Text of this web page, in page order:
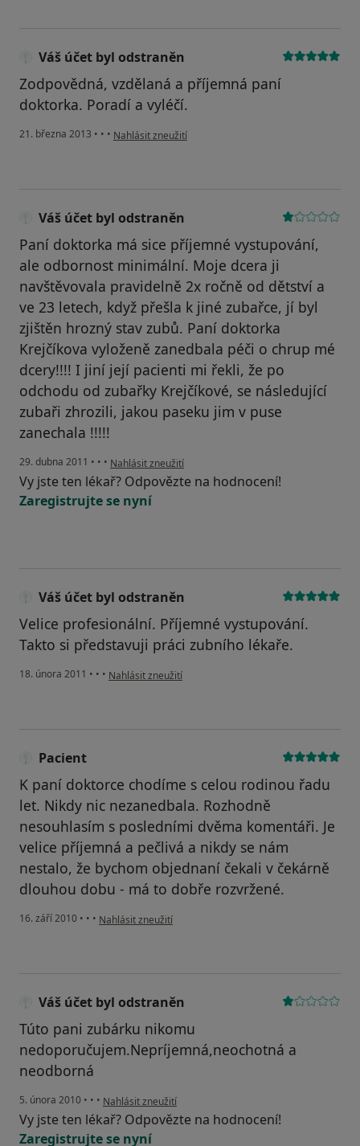
Váš účet byl odstraněn
Zodpovědná, vzdělaná a příjemná paní
doktorka. Poradí a vyléčí.
21. března 2013 • • • podle názoru uživatele Váš účet byl odstraněn
Nahlásit zneužití
Váš účet byl odstraněn
Paní doktorka má sice příjemné vystupování,
ale odbornost minimální. Moje dcera ji
navštěvovala pravidelně 2x ročně od dětství a
ve 23 letech, když přešla k jiné zubařce, jí byl
zjištěn hrozný stav zubů. Paní doktorka
Krejčíkova vyloženě zanedbala péči o chrup mé
dcery!!!! I jiní její pacienti mi řekli, že po
odchodu od zubařky Krejčíkové, se následující
zubaři zhrozili, jakou paseku jim v puse
zanechala !!!!!
29. dubna 2011 • • • podle názoru uživatele Váš účet byl odstraněn
Nahlásit zneužití
Vy jste ten lékař? Odpovězte na hodnocení!
Zaregistrujte se nyní
Váš účet byl odstraněn
Velice profesionální. Příjemné vystupování.
Takto si představuji práci zubního lékaře.
18. února 2011 • • • podle názoru uživatele Váš účet byl odstraněn
Nahlásit zneužití
Pacient
K paní doktorce chodíme s celou rodinou řadu
let. Nikdy nic nezanedbala. Rozhodně
nesouhlasím s posledními dvěma komentáři. Je
velice příjemná a pečlivá a nikdy se nám
nestalo, že bychom objednaní čekali v čekárně
dlouhou dobu - má to dobře rozvržené.
16. září 2010 • • • podle názoru uživatele Pacient
Nahlásit zneužití
Váš účet byl odstraněn
Túto pani zubárku nikomu
nedoporučujem.Nepríjemná,neochotná a
neodborná
5. února 2010 • • • podle názoru uživatele Váš účet byl odstraněn
Nahlásit zneužití
Vy jste ten lékař? Odpovězte na hodnocení!
Zaregistrujte se nyní